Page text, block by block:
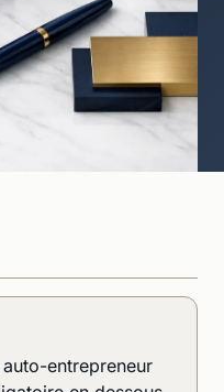
entrepreneur